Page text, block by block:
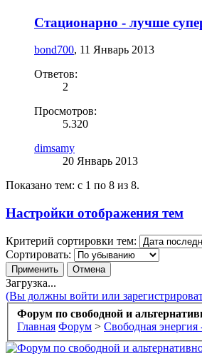
Стационарно - лучше
bond700, 11 Январь 2013
Ответов:
2
Просмотров:
5.320
dimsamy
20 Январь 2013
Показано тем: с 1 по 8 из 8.
Настройки отображения тем
Критерий сортировки тем:
Сортировать:
Загрузка...
(Вы должны войти или
Форум по свободной и
Главная Форум > Свободная энергия